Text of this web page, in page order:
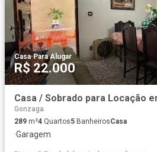
Casa·Para Alugar
R$ 22.000
Gonzaga
289 m²4 Quartos5 BanheirosCasa
·Garagem